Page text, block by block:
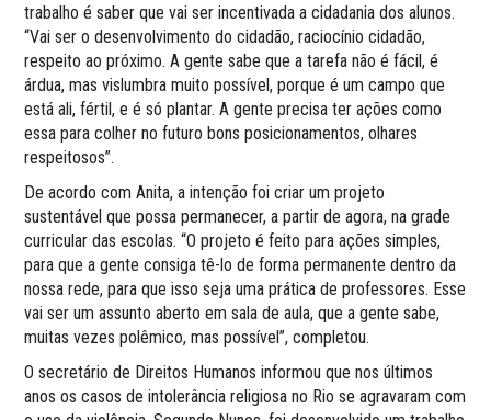
trabalho é saber que vai ser incentivada a cidadania dos alunos.
“Vai ser o desenvolvimento do cidadão, raciocínio cidadão,
respeito ao próximo. A gente sabe que a tarefa não é fácil, é
árdua, mas vislumbra muito possível, porque é um campo que
está ali, fértil, e é só plantar. A gente precisa ter ações como
essa para colher no futuro bons posicionamentos, olhares
respeitosos”.
De acordo com Anita, a intenção foi criar um projeto
sustentável que possa permanecer, a partir de agora, na grade
curricular das escolas. “O projeto é feito para ações simples,
para que a gente consiga tê-lo de forma permanente dentro da
nossa rede, para que isso seja uma prática de professores. Esse
vai ser um assunto aberto em sala de aula, que a gente sabe,
muitas vezes polêmico, mas possível”, completou.
O secretário de Direitos Humanos informou que nos últimos
anos os casos de intolerância religiosa no Rio se agravaram com